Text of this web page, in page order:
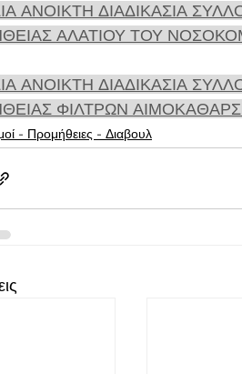
ΑΝΟΙΚΤΗ ΔΙΑΔΙΚΑΣΙΑ
ΑΛΑΤΙΟΥ ΤΟΥ
ΑΝΟΙΚΤΗ ΔΙΑΔΙΚΑΣΙΑ
ΦΙΛΤΡΩΝ
- Προμήθειες - Διαβουλ